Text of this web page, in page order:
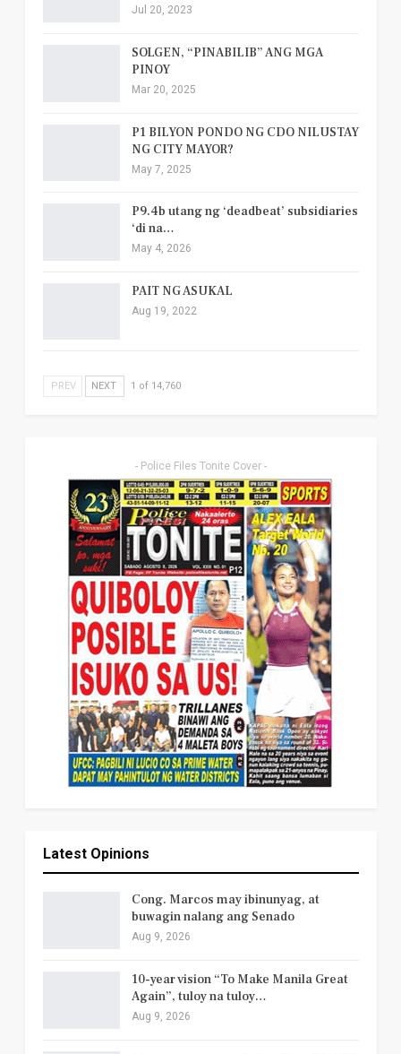
Jul 20, 2023
SOLGEN, “PINABILIB” ANG MGA
PINOY
Mar 20, 2025
P1 BILYON PONDO NG CDO NILUSTAY
NG CITY MAYOR?
May 7, 2025
P9.4b utang ng ‘deadbeat’ subsidiaries
‘di na…
May 4, 2026
PAIT NG ASUKAL
Aug 19, 2022
PREV NEXT 1 of 14,760
- Police Files Tonite Cover -
Latest Opinions
Cong. Marcos may ibinunyag, at
buwagin nalang ang Senado
Aug 9, 2026
10-year vision “To Make Manila Great
Again”, tuloy na tuloy…
Aug 9, 2026